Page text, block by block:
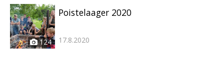
124
Poistelaager 2020
17.8.2020